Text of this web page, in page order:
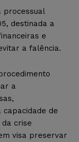
processual
destinada a
e
a falência.
a
de
crise
visa preservar